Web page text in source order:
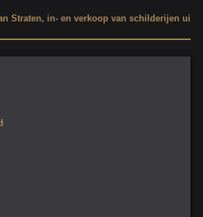
in- en verkoop van schilderijen uit de 19e